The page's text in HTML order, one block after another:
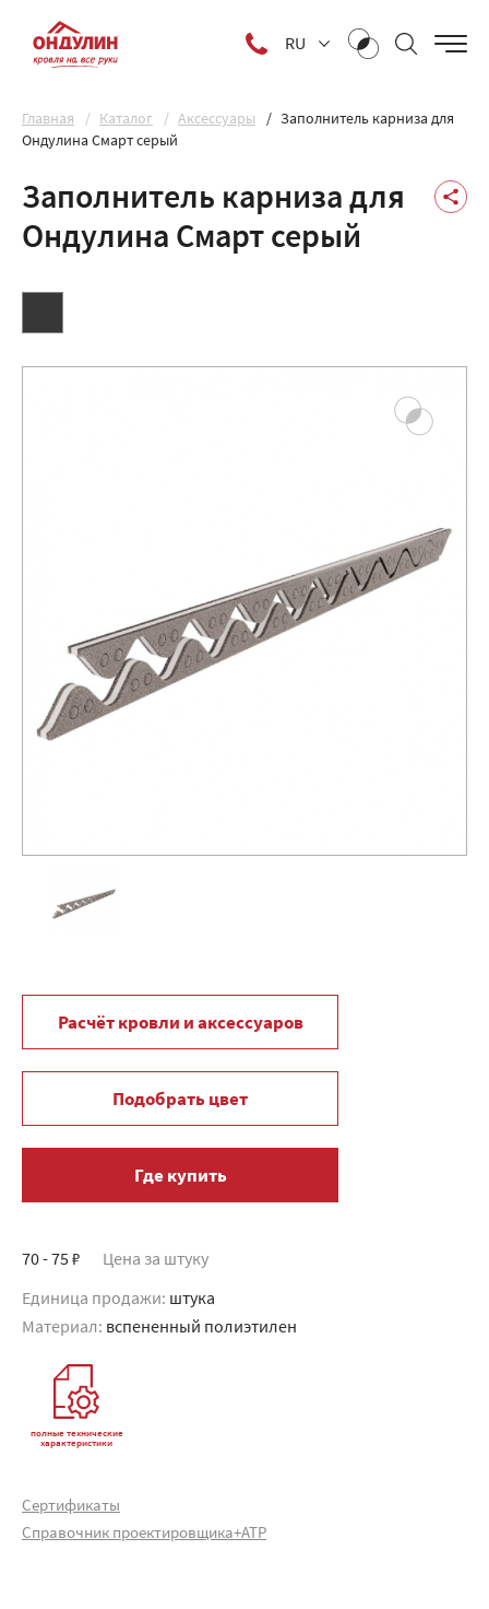
RU
Главная Каталог Аксессуары
Заполнитель карниза для
Ондулина Смарт серый
Заполнитель карниза для
Ондулина Смарт серый
Расчёт кровли и аксессуаров
Подобрать цвет
Где купить
70 - 75 ₽ Цена за штуку
Единица продажи: штука
Материал: вспененный полиэтилен
полные технические
характеристики
Сертификаты
Справочник проектировщика+АТР